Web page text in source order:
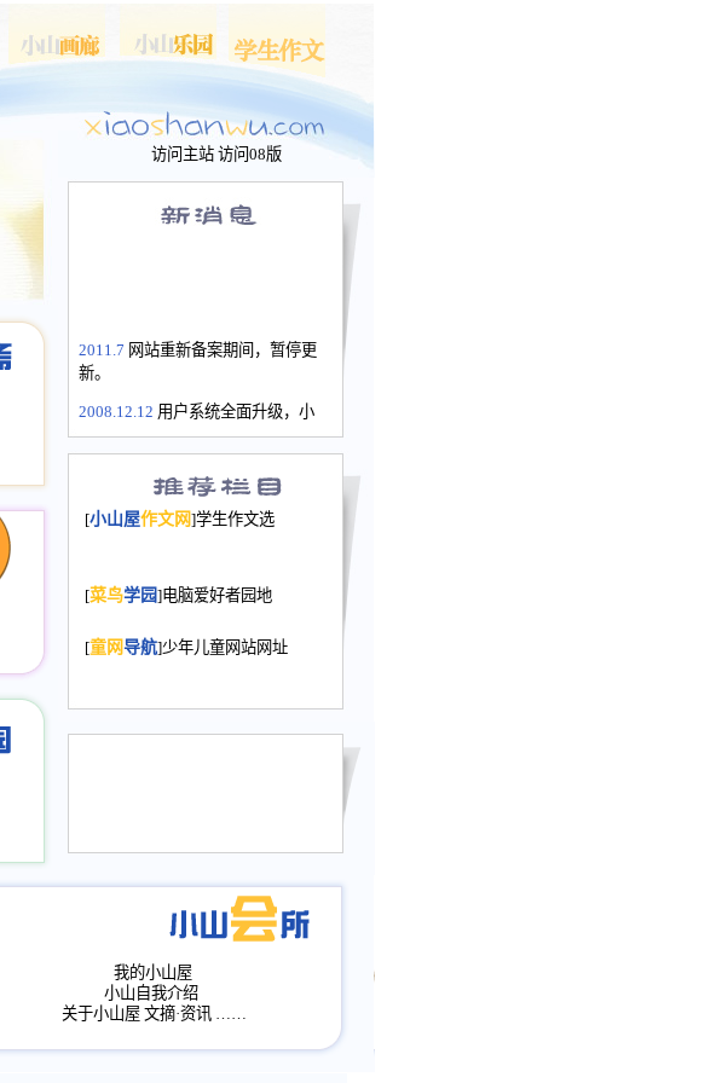
访问主站 访问08版
2011.7 网站重新备案期间，暂停更
新。
2008.12.12 用户系统全面升级，小
长会、家园网－个人空间，用户一
次注册全部通行。
2008.12.12家园网正式运行，域
年，2009版提前启用，小山屋全面
小山画廊均增加多个新栏目。。
评分、顶功能，作文宝典改版。
[小山屋作文网]学生作文选
[菜鸟学园]电脑爱好者园地
[童网导航]少年儿童网站网址
我的小山屋
小山自我介绍
关于小山屋 文摘·资讯 ……